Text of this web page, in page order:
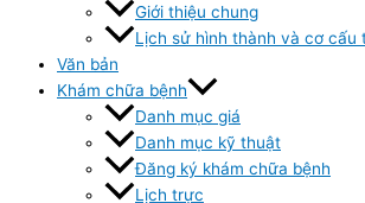
Giới thiệu chung
Lịch sử hình thành và cơ cấu
Văn bản
Khám chữa bệnh
Danh mục giá
Danh mục kỹ thuật
Đăng ký khám chữa bệnh
Lịch trực